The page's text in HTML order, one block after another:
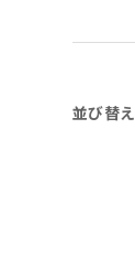
並び替え